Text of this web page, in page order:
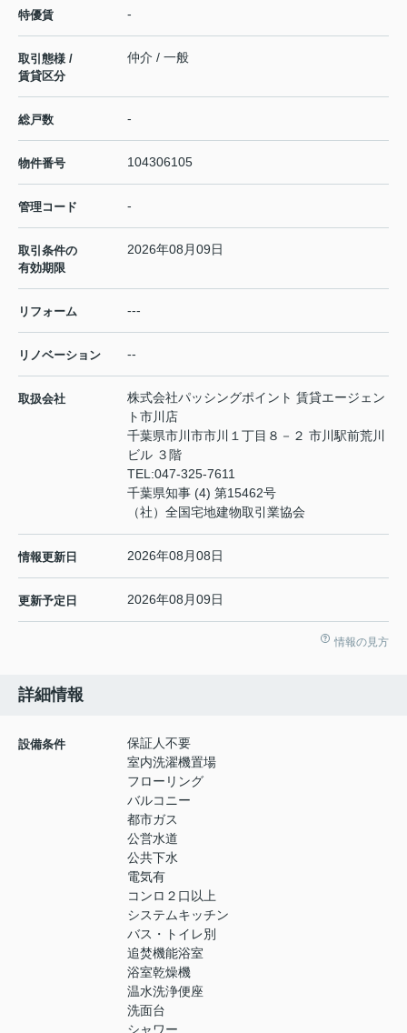
特優賃 -
取引態様 /
賃貸区分
仲介 / 一般
総戸数 -
物件番号 104306105
管理コード -
取引条件の
有効期限
2026年08月09日
リフォーム ---
リノベーション --
取扱会社
株式会社パッシングポイント 賃貸エージェン
ト市川店
千葉県市川市市川１丁目８－２ 市川駅前荒川
ビル ３階
TEL:047-325-7611
千葉県知事 (4) 第15462号
（社）全国宅地建物取引業協会
情報更新日 2026年08月08日
更新予定日 2026年08月09日
情報の見方
詳細情報
設備条件
保証人不要
室内洗濯機置場
フローリング
バルコニー
都市ガス
公営水道
公共下水
電気有
コンロ２口以上
システムキッチン
バス・トイレ別
追焚機能浴室
浴室乾燥機
温水洗浄便座
洗面台
シャワー